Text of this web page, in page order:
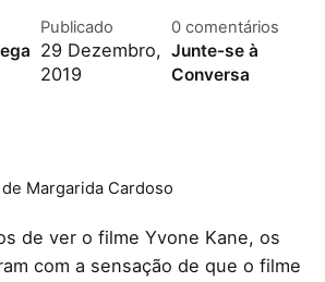
Publicado
29 Dezembro,
2019
0 comentários
Junte-se à
Conversa
Margarida Cardoso
de ver o filme Yvone Kane, os
com a sensação de que o filme